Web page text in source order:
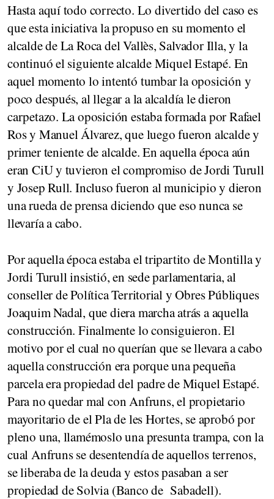
Hasta aquí todo correcto. Lo divertido del caso es
que esta iniciativa la propuso en su momento el
alcalde de La Roca del Vallès, Salvador Illa, y la
continuó el siguiente alcalde Miquel Estapé. En
aquel momento lo intentó tumbar la oposición y
poco después, al llegar a la alcaldía le dieron
carpetazo. La oposición estaba formada por Rafael
Ros y Manuel Álvarez, que luego fueron alcalde y
primer teniente de alcalde. En aquella época aún
eran CiU y tuvieron el compromiso de Jordi Turull
y Josep Rull. Incluso fueron al municipio y dieron
una rueda de prensa diciendo que eso nunca se
llevaría a cabo.
Por aquella época estaba el tripartito de Montilla y
Jordi Turull insistió, en sede parlamentaria, al
conseller de Política Territorial y Obres Públiques
Joaquim Nadal, que diera marcha atrás a aquella
construcción. Finalmente lo consiguieron. El
motivo por el cual no querían que se llevara a cabo
aquella construcción era porque una pequeña
parcela era propiedad del padre de Miquel Estapé.
Para no quedar mal con Anfruns, el propietario
mayoritario de el Pla de les Hortes, se aprobó por
pleno una, llamémoslo una presunta trampa, con la
cual Anfruns se desentendía de aquellos terrenos,
se liberaba de la deuda y estos pasaban a ser
propiedad de Solvia (Banco de Sabadell).